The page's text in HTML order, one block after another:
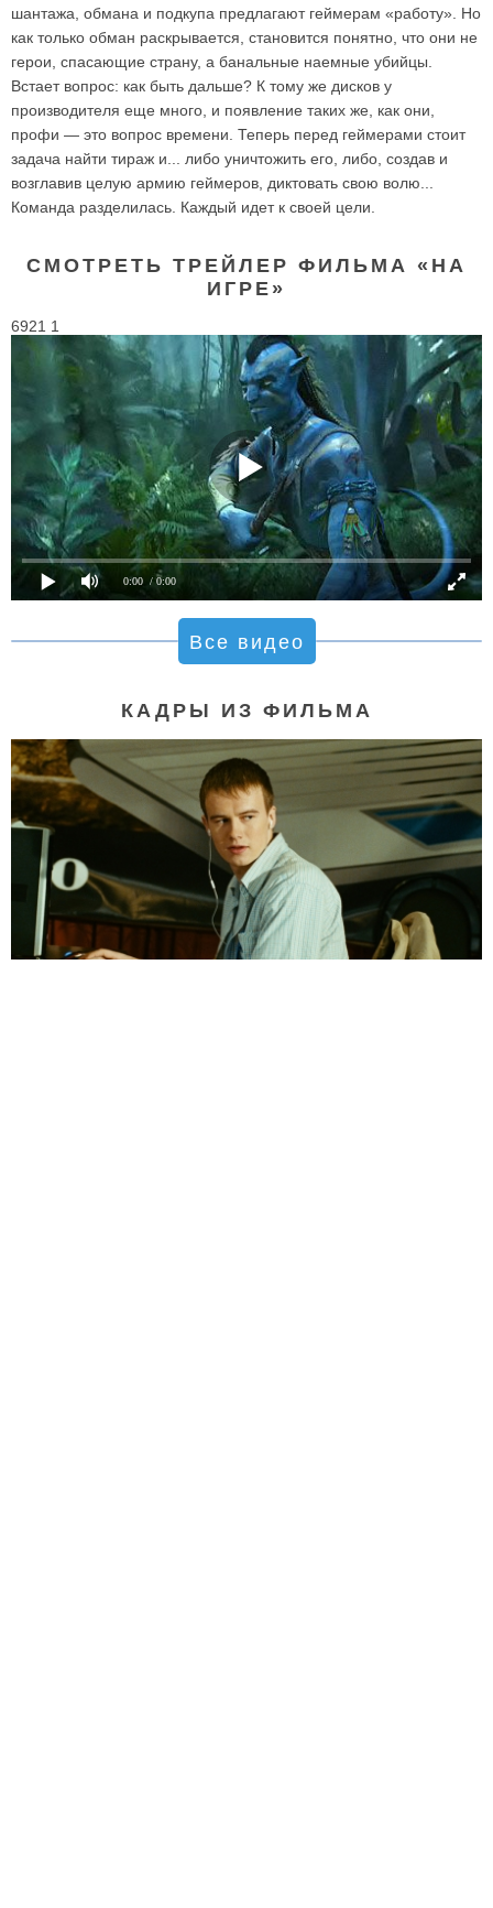
шантажа, обмана и подкупа предлагают геймерам «работу». Но
как только обман раскрывается, становится понятно, что они не
герои, спасающие страну, а банальные наемные убийцы.
Встает вопрос: как быть дальше? К тому же дисков у
производителя еще много, и появление таких же, как они,
профи — это вопрос времени. Теперь перед геймерами стоит
задача найти тираж и... либо уничтожить его, либо, создав и
возглавив целую армию геймеров, диктовать свою волю...
Команда разделилась. Каждый идет к своей цели.
СМОТРЕТЬ ТРЕЙЛЕР ФИЛЬМА «НА
ИГРЕ»
6921 1
0:00 / 0:00
Все видео
КАДРЫ ИЗ ФИЛЬМА